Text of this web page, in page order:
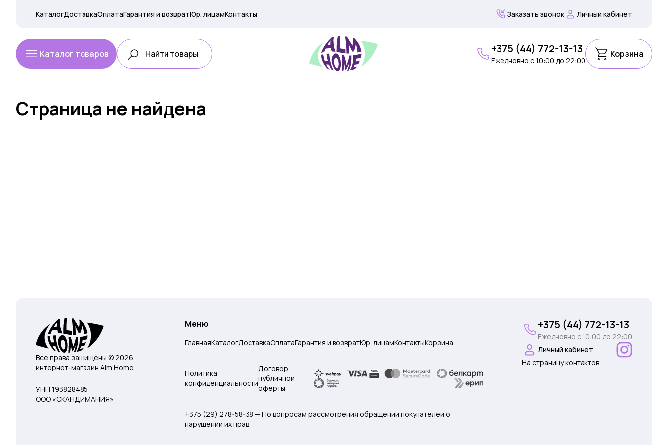
КаталогДоставкаОплатаГарантия и возвратЮр. лицамКонтакты Заказать звонок Личный кабинет
Каталог товаров +375 (44) 772-13-13
Ежедневно c 10:00 до 22:00
Корзина
Страница не найдена
Все права защищены © 2026
интернет-магазин Alm Home.
УНП 193828485
ООО «СКАНДИМАНИЯ»
Меню
ГлавнаяКаталогДоставкаОплатаГарантия и возвратЮр. лицамКонтактыКорзина
Политика
конфиденциальности
Договор
публичной
оферты
+375 (29) 278-58-38 — По вопросам рассмотрения обращений покупателей о
нарушении их прав
+375 (44) 772-13-13
Ежедневно c 10:00 до 22:00
Личный кабинет
На страницу контактов